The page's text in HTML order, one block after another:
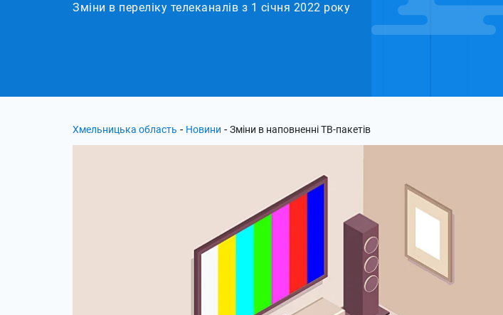
Зміни в переліку телеканалів з 1 січня 2022 року
Хмельницька область - Новини - Зміни в наповненні ТВ-пакетів